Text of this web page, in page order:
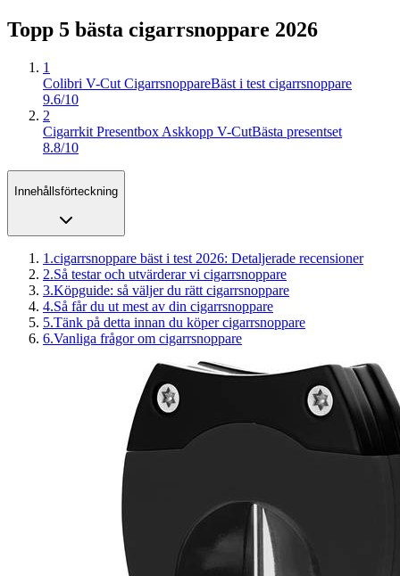
Topp 5 bästa cigarrsnoppare 2026
1
Colibri V-Cut CigarrsnoppareBäst i test cigarrsnoppare
9.6/10
2
Cigarrkit Presentbox Askkopp V-CutBästa presentset
8.8/10
Innehållsförteckning
1 .cigarrsnoppare bäst i test 2026: Detaljerade recensioner
2.Så testar och utvärderar vi cigarrsnoppare
3.Köpguide: så väljer du rätt cigarrsnoppare
4.Så får du ut mest av din cigarrsnoppare
5.Tänk på detta innan du köper cigarrsnoppare
6.Vanliga frågor om cigarrsnoppare